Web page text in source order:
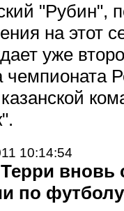
"Рубин",
на этот
уже
чемпионата
10:14:54
вновь
по футболу